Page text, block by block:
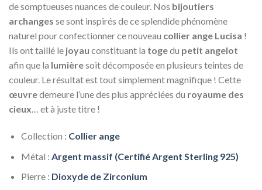
de somptueuses nuances de couleur. Nos bijoutiers
archanges se sont inspirés de ce splendide phénomène
naturel pour confectionner ce nouveau collier ange Lucisa !
Ils ont taillé le joyau constituant la togedu petit angelot
afin que la lumièresoit décomposée en plusieurs teintes de
couleur. Le résultat est tout simplement magnifique ! Cette
œuvredemeure l’une des plus appréciées du royaume des
cieux… et à juste titre !
Collection : Collier ange
Métal : Argent massif (Certifié Argent Sterling 925)
Pierre : Dioxyde de Zirconium